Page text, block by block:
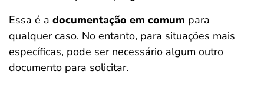
Essa é a documentação em comum para
qualquer caso. No entanto, para situações mais
específicas, pode ser necessário algum outro
documento para solicitar.